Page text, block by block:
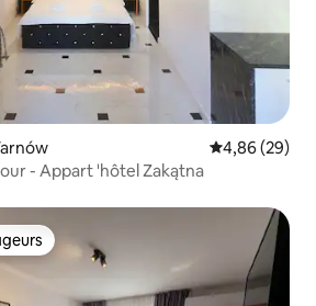
Évaluation
4,86 (29)
- Appart 'hôtel Zakątna